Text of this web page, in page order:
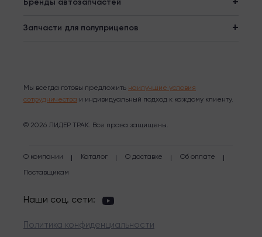
Бренды автозапчастей
Запчасти для полуприцепов
Мы всегда готовы предложить наилучшие условия
сотрудничества и индивидуальный подход к каждому клиенту.
© 2026 ЛИДЕР ТРАК. Все права защищены.
О компании Каталог О доставке Об оплате
Поставщикам
Наши соц. сети:
Политика конфиденциальности